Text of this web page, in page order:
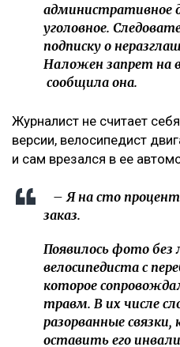
административное
уголовное.
подписку о
Наложен запрет на
сообщила она.
Журналист не считает
версии, велосипедист
и сам врезался в ее
– Я на сто
заказ.
Появилось фото без
велосипедиста с
которое
травм. В их числе
разорванные
оставить его